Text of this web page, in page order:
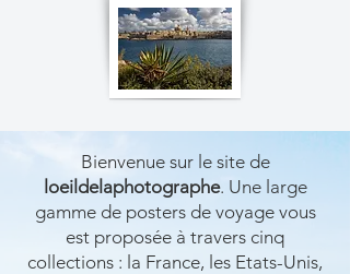
Bienvenue sur le site de
loeildelaphotographe. Une large
gamme de posters de voyage vous
est proposée à travers cinq
collections : la France, les Etats-Unis,